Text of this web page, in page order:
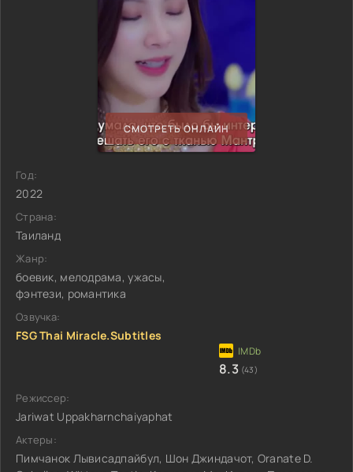
СМОТРЕТЬ ОНЛАЙН
Год:
2022
Страна:
Таиланд
Жанр:
боевик, мелодрама, ужасы,
фэнтези, романтика
Озвучка:
FSG Thai Miracle.Subtitles
8.3 (43)
Режиссер:
Jariwat Uppakharnchaiyaphat
Актеры:
Пимчанок Лывисадпайбул, Шон Джиндачот, Oranate D.